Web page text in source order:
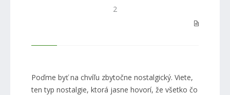
2
Poďme byť na chvíľu zbytočne nostalgický. Viete,
ten typ nostalgie, ktorá jasne hovorí, že všetko čo